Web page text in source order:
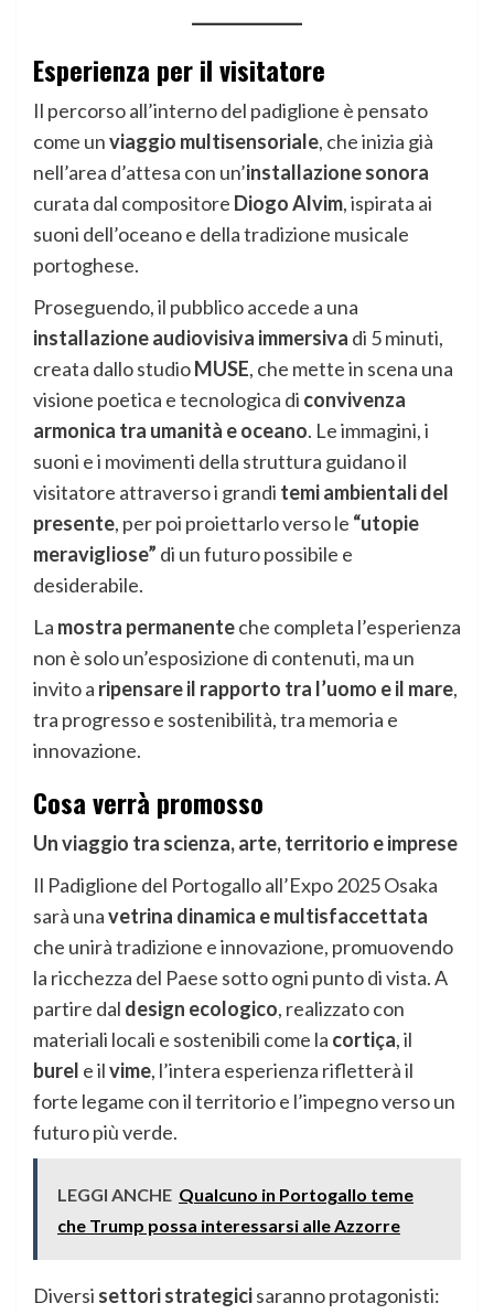
Esperienza per il visitatore
Il percorso all’interno del padiglione è pensato
come unviaggio multisensoriale, che inizia già
nell’area d’attesa con un’installazione sonora
curata dal compositore Diogo Alvim, ispirata ai
suoni dell’oceano e della tradizione musicale
portoghese.
Proseguendo, il pubblico accede a una
installazione audiovisiva immersiva di 5 minuti,
creata dallo studioMUSE, che mette in scena una
visione poetica e tecnologica di convivenza
armonica tra umanità e oceano. Le immagini, i
suoni e i movimenti della struttura guidano il
visitatore attraverso i grandi temi ambientali del
presente, per poi proiettarlo verso le “utopie
meravigliose” di un futuro possibile e
desiderabile.
La mostra permanenteche completa l’esperienza
non è solo un’esposizione di contenuti, ma un
invito a ripensare il rapporto tra l’uomo e il mare,
tra progresso e sostenibilità, tra memoria e
innovazione.
Cosa verrà promosso
Un viaggio tra scienza, arte, territorio e imprese
Il Padiglione del Portogallo all’Expo 2025 Osaka
sarà unavetrina dinamica e multisfaccettata
che unirà tradizione e innovazione, promuovendo
la ricchezza del Paese sotto ogni punto di vista. A
partire dal design ecologico, realizzato con
materiali locali e sostenibili come la cortiça, il
burel e ilvime, l’intera esperienza rifletterà il
forte legame con il territorio e l’impegno verso un
futuro più verde.
LEGGI ANCHE Qualcuno in Portogallo teme
che Trump possa interessarsi alle Azzorre
Diversi settori strategicisaranno protagonisti: